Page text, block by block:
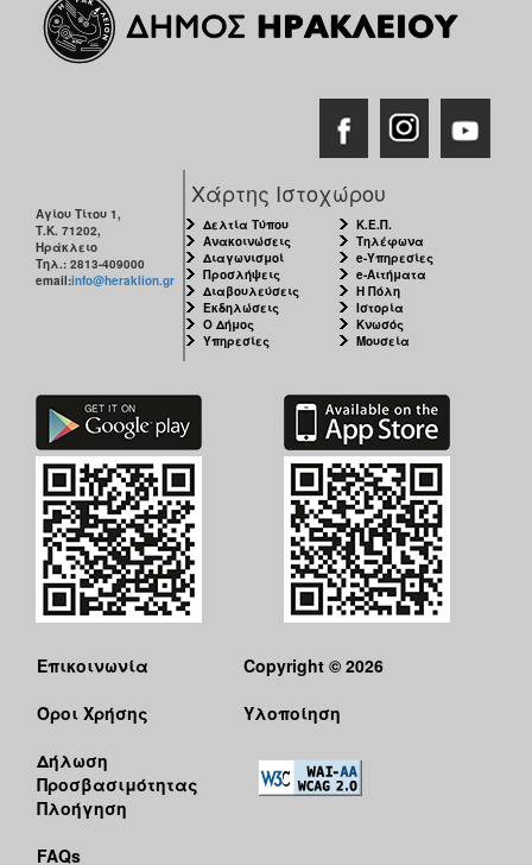
Αγίου Τίτου 1,
Τ.Κ. 71202,
Ηράκλειο
Τηλ.: 2813-409000
email:info@heraklion.gr
Χάρτης Ιστοχώρου
Δελτία Τύπου
Ανακοινώσεις
Διαγωνισμοί
Προσλήψεις
Διαβουλεύσεις
Εκδηλώσεις
Ο Δήμος
Υπηρεσίες
Κ.Ε.Π.
Τηλέφωνα
e-Υπηρεσίες
e-Αιτήματα
Η Πόλη
Ιστορία
Κνωσός
Μουσεία
Επικοινωνία
Όροι Χρήσης
Δήλωση
Προσβασιμότητας
Πλοήγηση
FAQs
Copyright © 2026
Υλοποίηση